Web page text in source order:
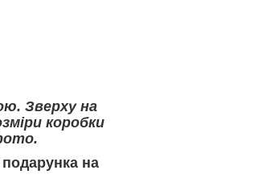
Зверху на
коробки
на